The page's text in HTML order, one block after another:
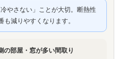
やさない」ことが大切。断熱性
も減りやすくなります。
の部屋・窓が多い間取り